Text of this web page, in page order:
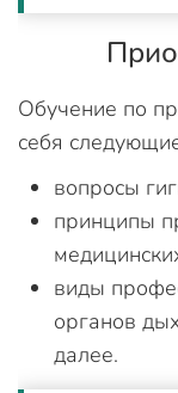
Обучение по
себя
вопросы
принципы
виды
органов
далее.